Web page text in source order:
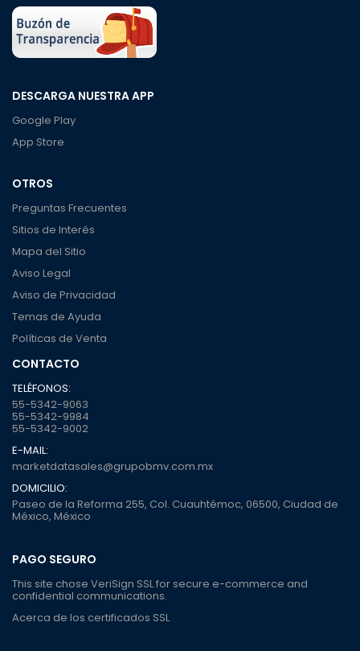
DESCARGA NUESTRA APP
Google Play
App Store
OTROS
Preguntas Frecuentes
Sitios de Interés
Mapa del Sitio
Aviso Legal
Aviso de Privacidad
Temas de Ayuda
Políticas de Venta
CONTACTO
TELÉFONOS:
55-5342-9063
55-5342-9984
55-5342-9002
E-MAIL:
marketdatasales@grupobmv.com.mx
DOMICILIO:
Paseo de la Reforma 255, Col. Cuauhtémoc, 06500, Ciudad de
México, México
PAGO SEGURO
This site chose VeriSign SSL for secure e-commerce and
confidential communications.
Acerca de los certificados SSL